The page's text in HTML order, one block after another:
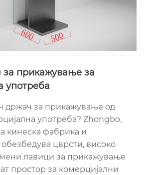
прикажување за
употреба
држач за прикажување од
употреба? Zhongbo,
кинеска фабрика и
цврсти, високо
лавици за прикажување
простор за комерцијални